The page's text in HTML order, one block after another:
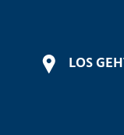
LOS